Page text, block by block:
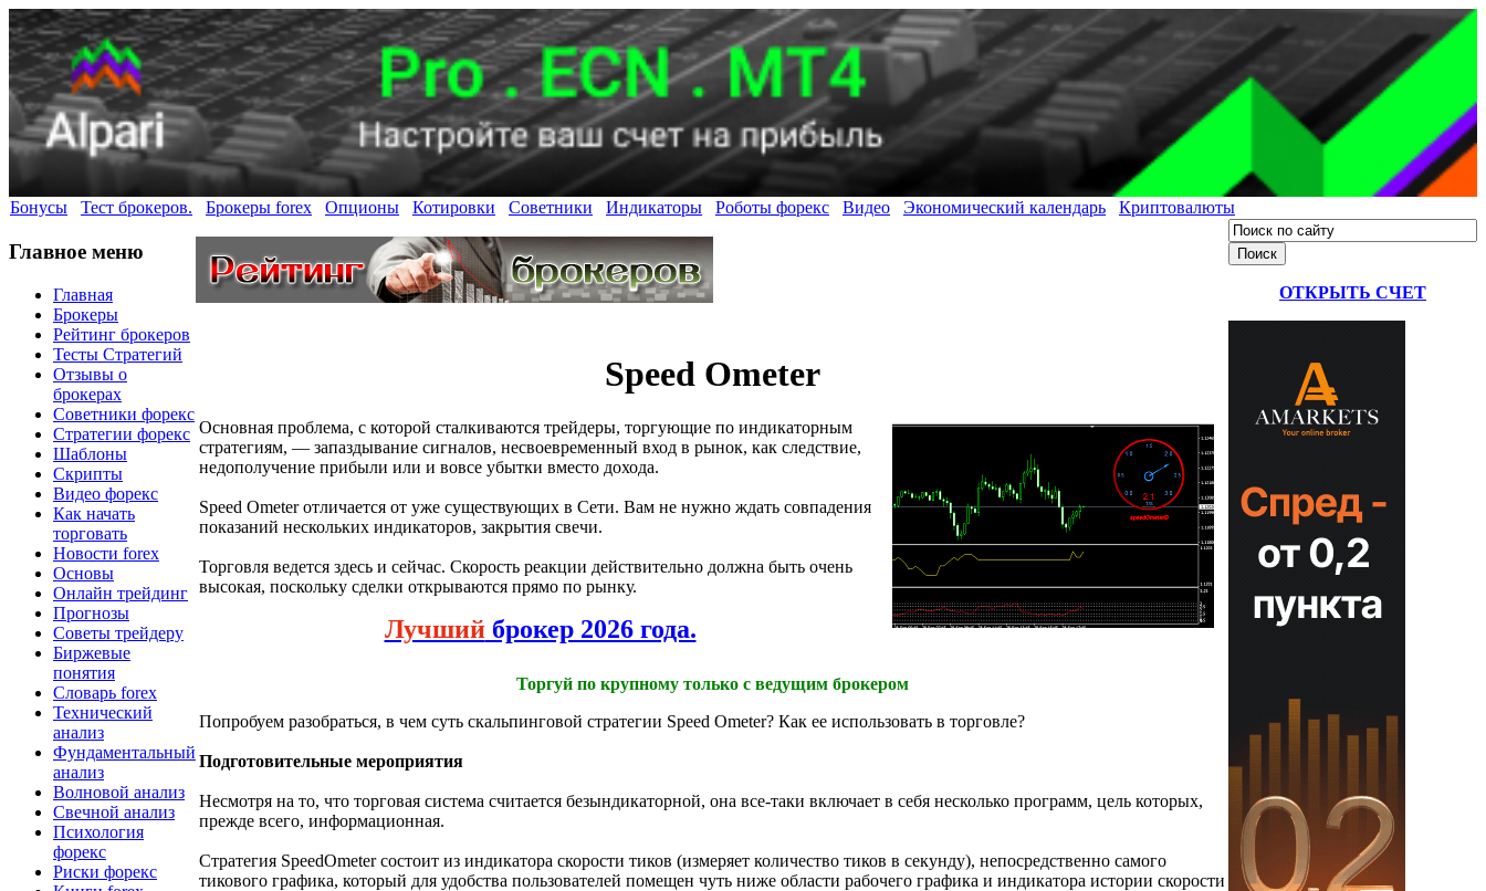
Бонусы Тест брокеров. Брокеры forex Опционы Котировки Советники Индикаторы Роботы форекс Видео Экономический календарь Криптовалюты
Главное меню
Главная
Брокеры
Рейтинг брокеров
Тесты Стратегий
Отзывы о
брокерах
Советники форекс
Стратегии форекс
Шаблоны
Скрипты
Видео форекс
Как начать
торговать
Новости forex
Основы
Онлайн трейдинг
Прогнозы
Советы трейдеру
Биржевые
понятия
Словарь forex
Технический
анализ
Фундаментальный
анализ
Волновой анализ
Свечной анализ
Психология
форекс
Риски форекс
Speed Ometer
Основная проблема, с которой сталкиваются трейдеры, торгующие по индикаторным
стратегиям, — запаздывание сигналов, несвоевременный вход в рынок, как следствие,
недополучение прибыли или и вовсе убытки вместо дохода.
Speed Ometer отличается от уже существующих в Сети. Вам не нужно ждать совпадения
показаний нескольких индикаторов, закрытия свечи.
Торговля ведется здесь и сейчас. Скорость реакции действительно должна быть очень
высокая, поскольку сделки открываются прямо по рынку.
Лучшийброкер 2026 года.
Торгуй по крупному только с ведущим брокером
Попробуем разобраться, в чем суть скальпинговой стратегии Speed Ometer? Как ее использовать в торговле?
Подготовительные мероприятия
Несмотря на то, что торговая система считается безындикаторной, она все-таки включает в себя несколько программ, цель которых,
прежде всего, информационная.
Стратегия SpeedOmeter состоит из индикатора скорости тиков (измеряет количество тиков в секунду), непосредственно самого
тикового графика, который для удобства пользователей помещен чуть ниже области рабочего графика и индикатора истории скорости
ОТКРЫТЬ СЧЕТ